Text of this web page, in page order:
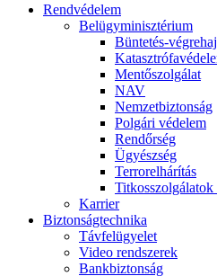
Rendvédelem
Belügyminisztérium
Büntetés-
Mentőszolgálat
NAV
Nemzetbiztonság
Polgári védelem
Rendőrség
Ügyészség
Terrorelhárítás
Titkosszolgálatok
Karrier
Biztonságtechnika
Távfelügyelet
Video rendszerek
Bankbiztonság